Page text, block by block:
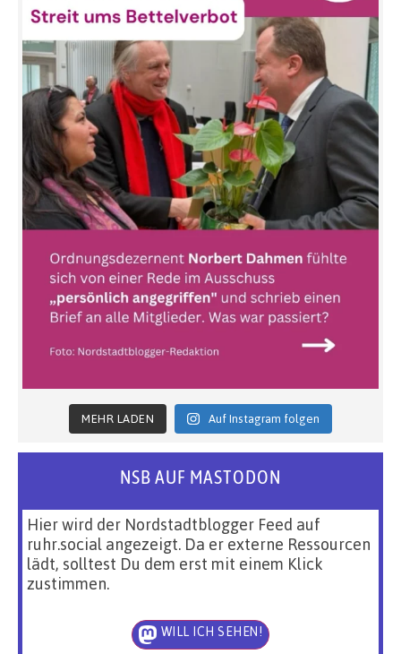
MEHR LADEN Auf Instagram folgen
NSB AUF MASTODON
Hier wird der Nordstadtblogger Feed auf
ruhr.social angezeigt. Da er externe Ressourcen
lädt, solltest Du dem erst mit einem Klick
zustimmen.
WILL ICH SEHEN!